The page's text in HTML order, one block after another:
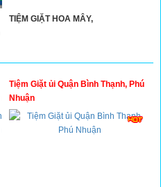
TIỆM GIẶT HOA MÂY,
Tiệm Giặt ủi Quận Bình Thạnh, Phú
Nhuận